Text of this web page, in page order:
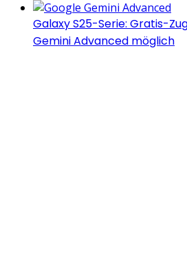
Galaxy S25-Serie: Gratis-
Gemini Advanced möglich